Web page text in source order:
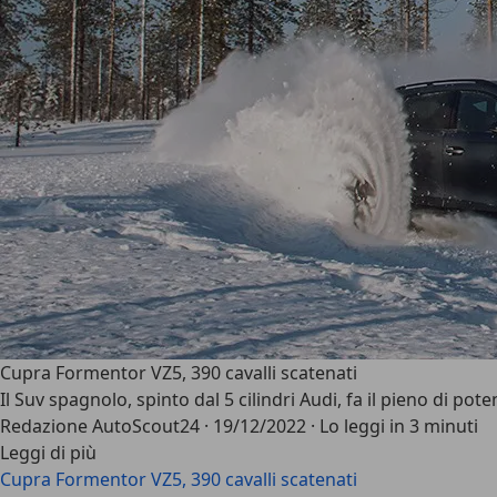
Cupra Formentor VZ5, 390 cavalli scatenati
Il Suv spagnolo, spinto dal 5 cilindri Audi, fa il pieno di
Redazione AutoScout24 · 19/12/2022 · Lo leggi in 3 minuti
Leggi di più
Cupra Formentor VZ5, 390 cavalli scatenati